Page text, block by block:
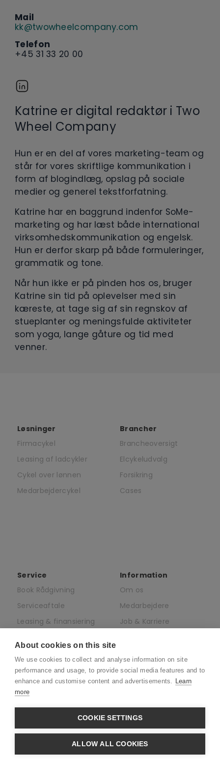
Mail
kk@twowheelcompany.com
Telefon
+45 31 33 20 00
Katrine er digital redaktør i Two
Wheel Company
Hun er en del af vores marketing-team og
står for vores skriftlige kommunikation i
form af blogindlæg, opslag på sociale
medier og generel tekstforfatning.
Katrine har en baggrund indenfor SoMe-
marketing og har læst både international
virksomhedskommunikation og engelsk.
Hun er derfor skarp på både formuleringer,
grammatik og tone.
Når hun ikke er på pinden hos os, bruger
Katrine sin tid på oplevelser med sin
kæreste, at tage sig af sin regnskov af
stueplanter og meningsfulde aktiviteter
som yoga, lange gåture og tid med
venner.
Løsninger
Firmacykel
Leasing af ladcykler
Cykel over lønnen
Medarbejdercykel
Brancher
Brancheoversigt
Elcykeludvalg
Forsikring
Cases
Service
Book Rådgivning
Serviceaftale
Leasing & finansiering
af elcykler
Information
Om os
Medarbejdere
Job & Karriere
CSR
About cookies on this site
We use cookies to collect and analyse information on site
performance and usage, to provide social media features and to
enhance and customise content and advertisements. Learn
more
COOKIE SETTINGS
ALLOW ALL COOKIES